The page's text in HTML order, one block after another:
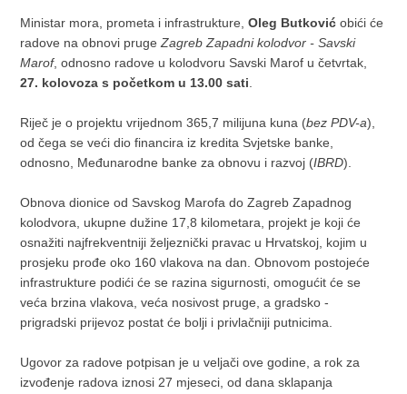
Ministar mora, prometa i infrastrukture,Oleg Butkovićobići će
radove na obnovi prugeZagreb Zapadni kolodvor - Savski
Marof, odnosno radove u kolodvoru Savski Marof u četvrtak,
27. kolovoza s početkom u 13.00 sati
Riječ je o projektu vrijednom 365,7 milijuna kuna (bez PDV-a),
od čega se veći dio financira iz kredita Svjetske banke,
odnosno, Međunarodne banke za obnovu i razvoj (IBRD).
Obnova dionice od Savskog Marofa do Zagreb Zapadnog
kolodvora, ukupne dužine 17,8 kilometara, projekt je koji će
osnažiti najfrekventniji željeznički pravac u Hrvatskoj, kojim u
prosjeku prođe oko 160 vlakova na dan. Obnovom postojeće
infrastrukture podići će se razina sigurnosti, omogućit će se
veća brzina vlakova, veća nosivost pruge, a gradsko -
prigradski prijevoz postat će bolji i privlačniji putnicima.
Ugovor za radove potpisan je u veljači ove godine, a rok za
izvođenje radova iznosi 27 mjeseci, od dana sklapanja